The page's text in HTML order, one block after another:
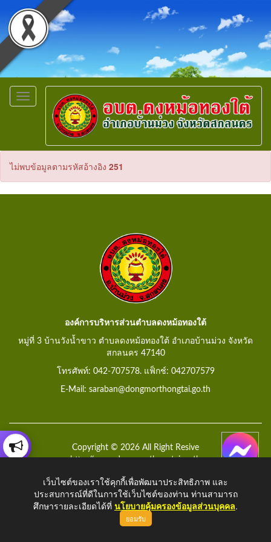
Toggle
navigation
ไม่พบข้อมูลตามรหัสอ้างอิง 251
องค์การบริหารส่วนตำบลดงหม้อทองใต้
หมู่ที่ 3 บ้านวังน้ำขาว ตำบลดงหม้อทองใต้ อำเภอบ้านม่วง จังหวัด
สกลนคร 47140
โทรศัพท์: 042-707578. แฟ็กช์: 042707579
E-Mail: saraban@dongmorthongtai.go.th
Copyright © 2026 All Right Resive
http://www.dongmorthongtai.go.th
เว็บไซต์ของเราใช้คุกกี้เพื่อพัฒนาประสิทธิภาพ และ
ประสบการณ์ที่ดีในการใช้เว็บไซต์ของท่าน ท่านสามารถ
ศึกษารายละเอียดได้ที่ นโยบายคุ้มครองข้อมูลส่วนบุคคล.
ยอมรับ